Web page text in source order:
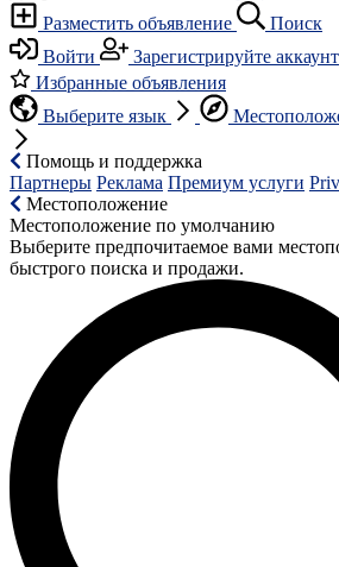
Разместить объявление
Поиск
Войти
Зарегистрируйте аккаунт
Избранные объявления
Выберите язык
Помощь и поддержка
Партнеры Реклама Премиум услуги
Местоположение
Местоположение по умолчанию
Выберите предпочитаемое вами
быстрого поиска и продажи.